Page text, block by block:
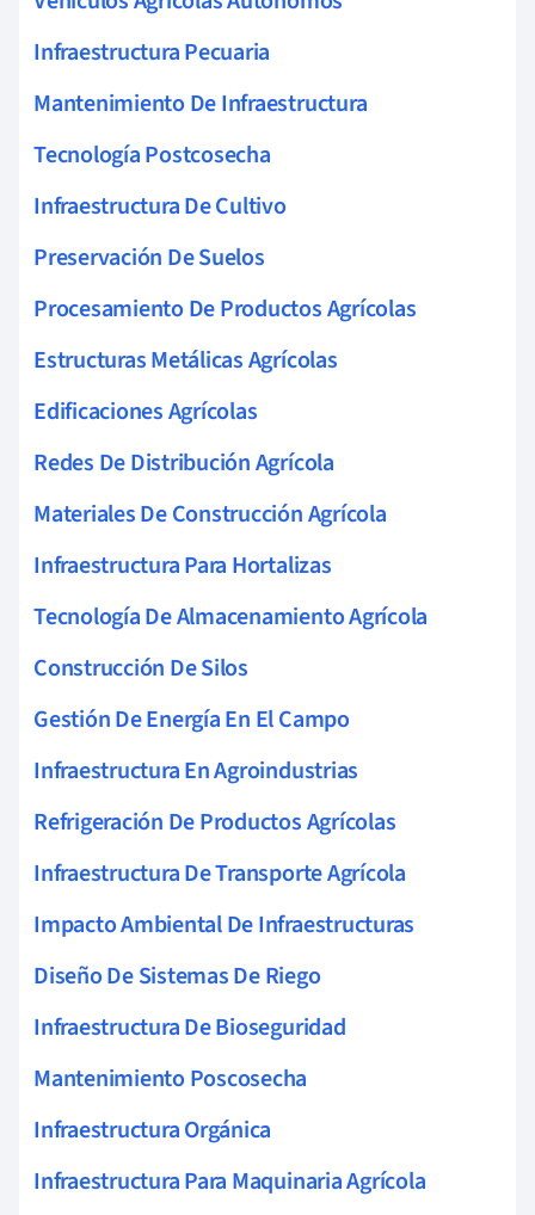
Infraestructura Pecuaria
Mantenimiento De Infraestructura
Tecnología Postcosecha
Infraestructura De Cultivo
Preservación De Suelos
Procesamiento De Productos Agrícolas
Estructuras Metálicas Agrícolas
Edificaciones Agrícolas
Redes De Distribución Agrícola
Materiales De Construcción Agrícola
Infraestructura Para Hortalizas
Tecnología De Almacenamiento Agrícola
Construcción De Silos
Gestión De Energía En El Campo
Infraestructura En Agroindustrias
Refrigeración De Productos Agrícolas
Infraestructura De Transporte Agrícola
Impacto Ambiental De Infraestructuras
Diseño De Sistemas De Riego
Infraestructura De Bioseguridad
Mantenimiento Poscosecha
Infraestructura Orgánica
Infraestructura Para Maquinaria Agrícola